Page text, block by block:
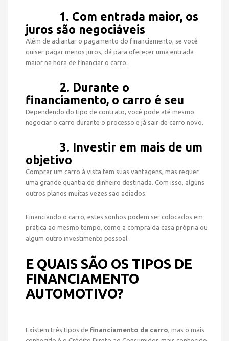
1. Com entrada maior, os
juros são negociáveis
Além de adiantar o pagamento do financiamento, se você
quiser pagar menos juros, dá para oferecer uma entrada
maior na hora de financiar o carro.
2. Durante o
financiamento, o carro é seu
Dependendo do tipo de contrato, você pode até mesmo
negociar o carro durante o processo e já sair de carro novo.
3. Investir em mais de um
objetivo
Comprar um carro à vista tem suas vantagens, mas requer
uma grande quantia de dinheiro destinada. Com isso, alguns
outros planos muitas vezes são adiados.
Financiando o carro, estes sonhos podem ser colocados em
prática ao mesmo tempo, como a compra da casa própria ou
algum outro investimento pessoal.
E QUAIS SÃO OS TIPOS DE
FINANCIAMENTO
AUTOMOTIVO?
Existem três tipos de financiamento de carro, mas o mais